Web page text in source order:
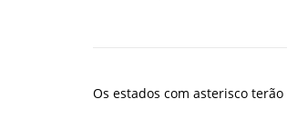
Os estados com asterisco